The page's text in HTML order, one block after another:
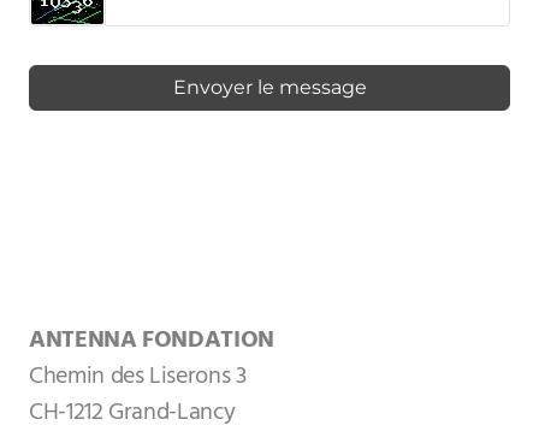
Envoyer le message
ANTENNAFONDATION
Chemin des Liserons 3
CH-1212 Grand-Lancy